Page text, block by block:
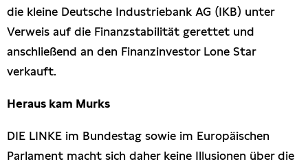
die kleine Deutsche Industriebank AG (IKB) unter
Verweis auf die Finanzstabilität gerettet und
anschließend an den Finanzinvestor Lone Star
verkauft.
Heraus kam Murks
DIE LINKE im Bundestag sowie im Europäischen
Parlament macht sich daher keine Illusionen über die